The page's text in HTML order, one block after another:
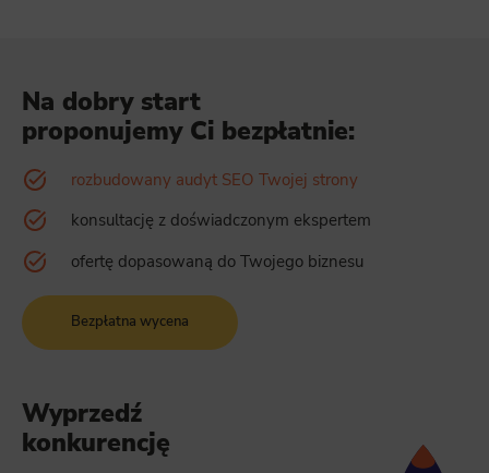
Na dobry start
proponujemy Ci bezpłatnie:
rozbudowany audyt SEO Twojej strony
konsultację z doświadczonym ekspertem
ofertę dopasowaną do Twojego biznesu
Bezpłatna wycena
Wyprzedź
konkurencję